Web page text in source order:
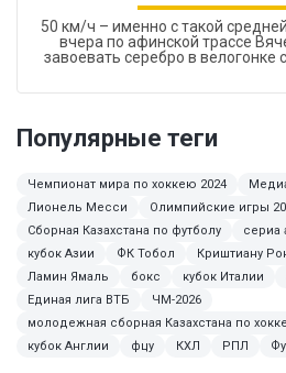
50 км/ч – именно с такой
вчера по афинской трассе
завоевать серебро в велогонке
Популярные теги
Чемпионат мира по хоккею 2024
Лионель Месси
Олимпийские игры
Сборная Казахстана по футболу
сериа
кубок Азии
ФК Тобол Криштиану
Ламин Ямаль
бокс кубок Италии
Единая лига ВТБ
ЧМ-2026
молодежная сборная Казахстана по
кубок Англии
фцу КХЛ РПЛ